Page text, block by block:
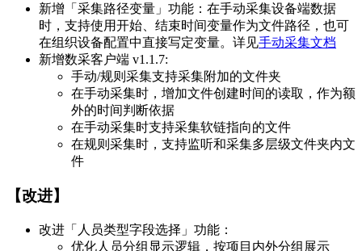
新增「采集路径变量」功能：在手动采集设备端数据
时，支持使用开始、结束时间变量作为文件路径，也可
在组织设备配置中直接写定变量。详见手动采集文档
新增数采客户端 v1.1.7:
手动/规则采集支持采集附加的文件夹
在手动采集时，增加文件创建时间的读取，作为额
外的时间判断依据
在手动采集时支持采集软链指向的文件
在规则采集时，支持监听和采集多层级文件夹内文
件
【改进】
改进「人员类型字段选择」功能：
优化人员分组显示逻辑，按项目内外分组展示